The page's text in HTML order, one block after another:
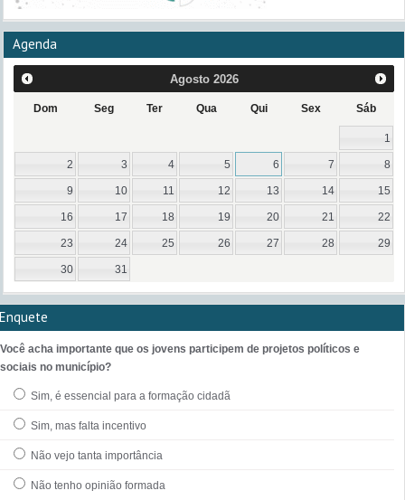
Agenda
Agosto 2026
Dom Seg Ter Qua Qui Sex Sáb
1
2 3 4 5 6 7 8
9 10 11 12 13 14 15
16 17 18 19 20 21 22
23 24 25 26 27 28 29
30 31
Enquete
Você acha importante que os jovens participem de projetos políticos e
sociais no município?
Sim, é essencial para a formação cidadã
Sim, mas falta incentivo
Não vejo tanta importância
Não tenho opinião formada